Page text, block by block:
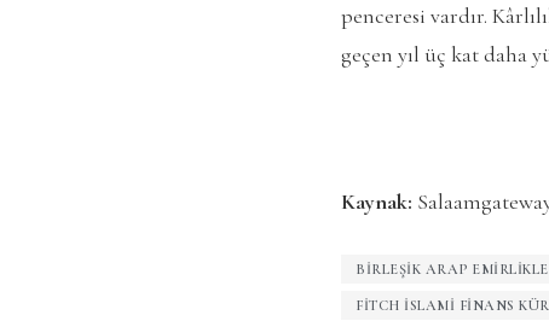
penceresi vardır.
geçen yıl üç kat daha
Kaynak:
BIRLEŞIK ARAP
FITCH İSLAMI FINANS